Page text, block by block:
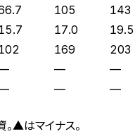
105 143
17.0 19.5
169 203
— —
— —
▲はマイナス。